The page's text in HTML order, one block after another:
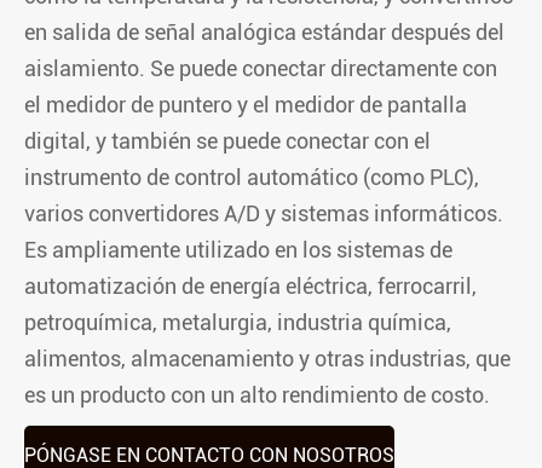
en salida de señal analógica estándar después del
aislamiento. Se puede conectar directamente con
el medidor de puntero y el medidor de pantalla
digital, y también se puede conectar con el
instrumento de control automático (como PLC),
varios convertidores A/D y sistemas informáticos.
Es ampliamente utilizado en los sistemas de
automatización de energía eléctrica, ferrocarril,
petroquímica, metalurgia, industria química,
alimentos, almacenamiento y otras industrias, que
es un producto con un alto rendimiento de costo.
PÓNGASE EN CONTACTO CON NOSOTROS